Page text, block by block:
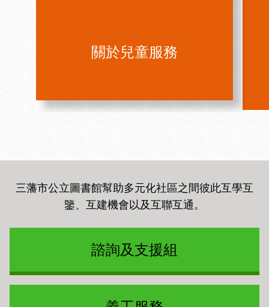
關於兒童服務
三藩市公立圖書館幫助多元化社區之間彼此互學互
鑒、互建機會以及互聯互通。
諮詢及支援組